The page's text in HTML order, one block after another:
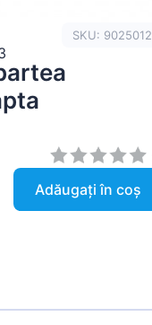
SKU: 9025012
Adăugați în coș